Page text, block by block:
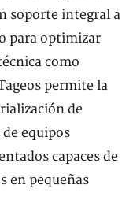
soporte integral a
para optimizar
como
permite la
de
equipos
capaces de
en pequeñas